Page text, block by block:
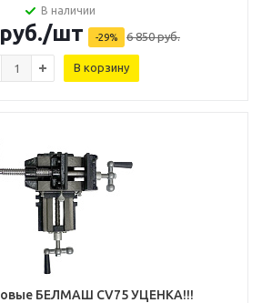
В наличии
руб./шт -29% 6 850руб.
В корзину
Тиcки крестовые БЕЛМАШ CV75 УЦЕНКА!!!